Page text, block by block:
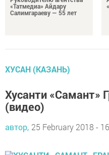
«Татмедиа» Айдару
Салимгараеву — 55 лет
ХУСАН (КАЗАНЬ)
Хусанти «Самант»
(видео)
автор, 25 February 2018 -